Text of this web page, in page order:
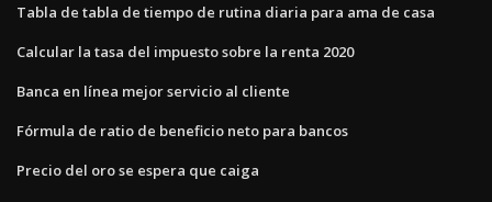
Tabla de tabla de tiempo de rutina diaria para ama de casa
Calcular la tasa del impuesto sobre la renta 2020
Banca en línea mejor servicio al cliente
Fórmula de ratio de beneficio neto para bancos
Precio del oro se espera que caiga